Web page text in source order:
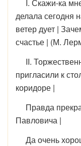
I. Скажи-ка
делала сегодня
ветер дует |
счастье | (М.
II.
пригласили к
коридоре |
Правда
Павловича |
Да очень